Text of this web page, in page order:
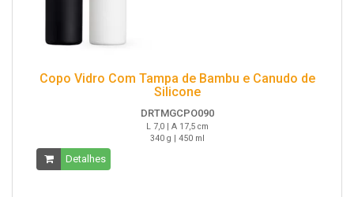
Copo Vidro Com Tampa de Bambu e Canudo de
Silicone
DRTMGCPO090
L 7,0 | A 17,5 cm
340 g | 450 ml
Detalhes